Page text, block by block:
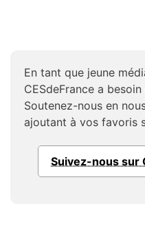
En tant que jeune
CESdeFrance a
Soutenez-nous en
ajoutant à vos favoris
Suivez-nous sur